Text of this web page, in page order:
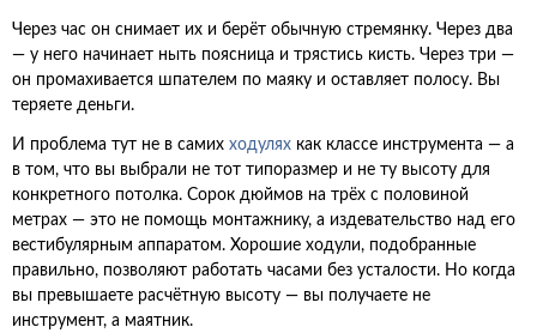
Через час он снимает их и берёт обычную стремянку. Через два
— у него начинает ныть поясница и трястись кисть. Через три —
он промахивается шпателем по маяку и оставляет полосу. Вы
теряете деньги.
И проблема тут не в самих ходулях как классе инструмента — а
в том, что вы выбрали не тот типоразмер и не ту высоту для
конкретного потолка. Сорок дюймов на трёх с половиной
метрах — это не помощь монтажнику, а издевательство над его
вестибулярным аппаратом. Хорошие ходули, подобранные
правильно, позволяют работать часами без усталости. Но когда
вы превышаете расчётную высоту — вы получаете не
инструмент, а маятник.